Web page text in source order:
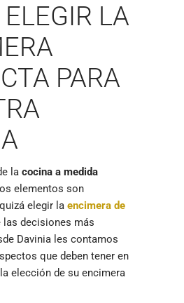
LA
PARA
la cocina a medida
elementos son
elegir la encimera de
las decisiones más
Davinia les contamos
que deben tener en
elección de su encimera